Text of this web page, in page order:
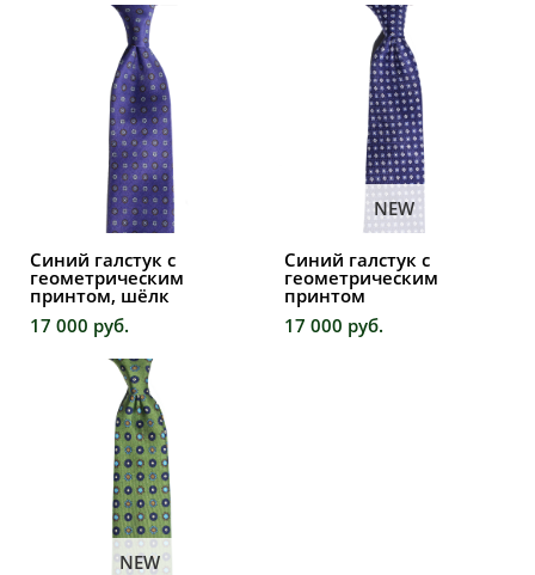
Синий галстук с
геометрическим
принтом, шёлк
17 000 pуб.
NEW
Синий галстук с
геометрическим
принтом
17 000 pуб.
NEW